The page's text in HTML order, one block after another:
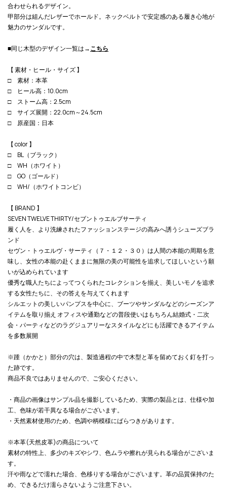
合わせられるデザイン。
甲部分は組んだレザーでホールド。ネックベルトで安定感のある履き心地が
魅力のサンダルです。
■同じ木型のデザイン一覧は→こちら
【 素材・ヒール・サイズ 】
□ 素材：本革
□ ヒール高：10.0cm
□ ストーム高：2.5cm
□ サイズ展開：22.0cm～24.5cm
□ 原産国：日本
【 color 】
□ BL（ブラック）
□ WH（ホワイト）
□ GO（ゴールド）
□ WH/（ホワイトコンビ）
【 BRAND 】
SEVEN TWELVE THIRTY/セブントゥエルブサーティ
履く人を、より洗練されたファッションステージの高みへ誘うシューズブラ
ンド
セヴン・トゥエルヴ・サーティ（７・１２・３０）は人間の本能の周期を意
味し、女性の本能の赴くままに無限の美の可能性を追求してほしいという願
いが込められています
優秀な職人たちによってつくられたコレクションを揃え、美しいモノを追求
する女性たちに、その答えを与えてくれます
シルエットの美しいパンプスを中心に、ブーツやサンダルなどのシーズンア
イテムを取り揃え オフィスや通勤などの普段使いはもちろん結婚式・二次
会・パーティなどのラグジュアリーなスタイルなどにも活躍できるアイテム
を多数展開
※踵（かかと）部分の穴は、製造過程の中で木型と革を留めておく釘を打っ
た跡です。
商品不良ではありませんので、ご安心ください。
・商品の画像はサンプル品を撮影しているため、実際の製品とは、仕様や加
工、色味が若干異なる場合がございます。
・天然素材使用のため、色調や柄模様にばらつきがあります。
※本革(天然皮革)の商品について
素材の特性上、多少のキズやシワ、色ムラや擦れが見られる場合がございま
す。
汗や雨などで濡れた場合、色移りする場合がございます。革の品質保持のた
め、できるだけ濡らさないようご注意下さい。